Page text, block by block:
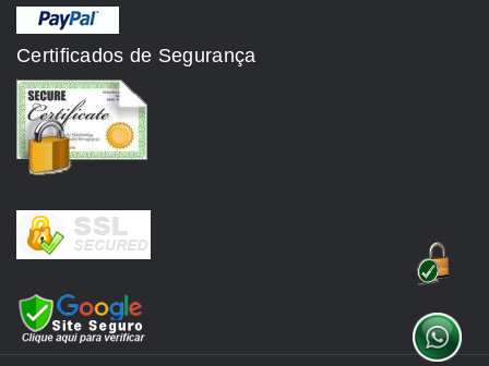
Certificados de Segurança